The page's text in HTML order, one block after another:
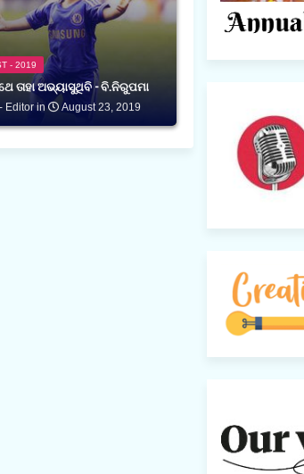
- 2019
ତାହା ଅଭ୍ୟାସୁଥିବି - ବି.ନିରୁପମା
Editor August 23, 2019